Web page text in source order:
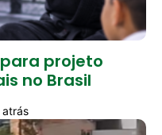
para projeto
no Brasil
atrás